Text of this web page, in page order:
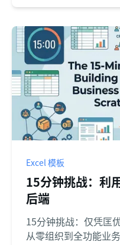
Excel 模板
15分钟挑战：利
后端
15分钟挑战：仅凭匡
从零组织到全功能业